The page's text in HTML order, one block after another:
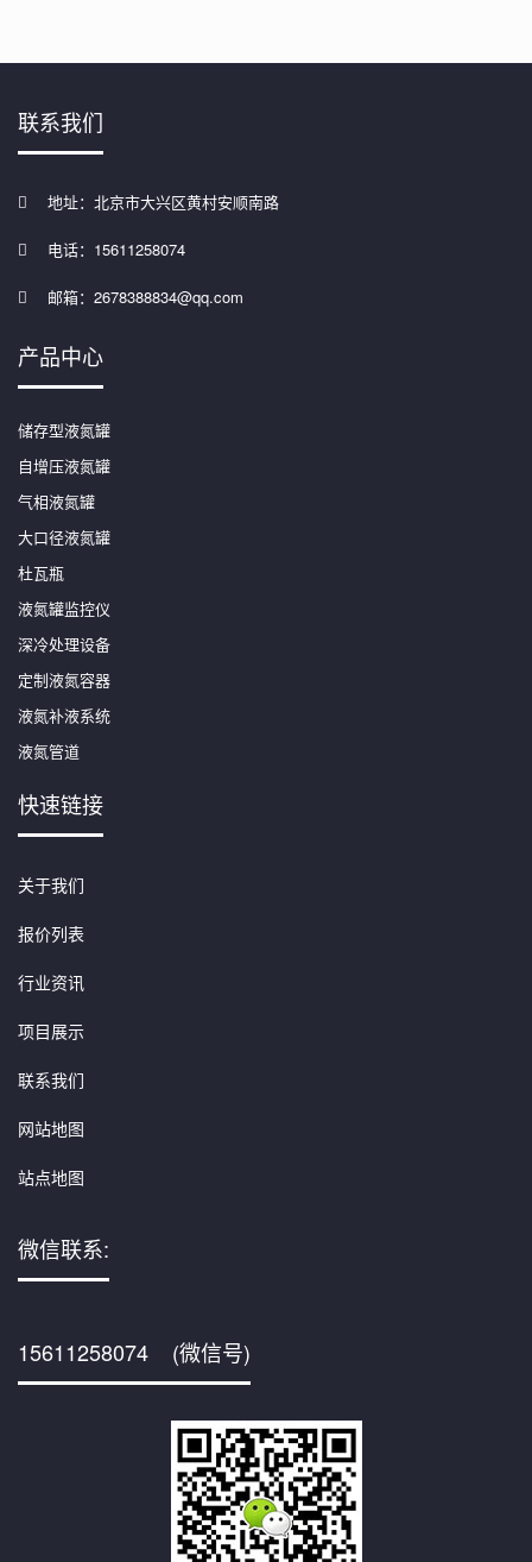
联系我们
地址：北京市大兴区黄村安顺南路
电话：15611258074
邮箱：2678388834@qq.com
产品中心
储存型液氮罐
自增压液氮罐
气相液氮罐
大口径液氮罐
杜瓦瓶
液氮罐监控仪
深冷处理设备
定制液氮容器
液氮补液系统
液氮管道
快速链接
关于我们
报价列表
行业资讯
项目展示
联系我们
网站地图
站点地图
微信联系:
15611258074 (微信号)